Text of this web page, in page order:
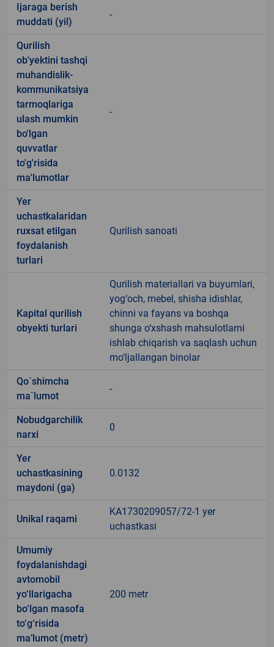
Ijaraga berish
muddati (yil)
-
Qurilish
ob'yektini tashqi
muhandislik-
kommunikatsiya
tarmoqlariga
ulash mumkin
bo'lgan
quvvatlar
to'g'risida
ma'lumotlar
-
Yer
uchastkalaridan
ruxsat etilgan
foydalanish
turlari
Qurilish sanoati
Kapital qurilish
obyekti turlari
Qurilish materiallari va buyumlari,
yog‘och, mebel, shisha idishlar,
chinni va fayans va boshqa
shunga o‘xshash mahsulotlarni
ishlab chiqarish va saqlash uchun
mo‘ljallangan binolar
Qo`shimcha
ma`lumot
-
Nobudgarchilik
narxi
0
Yer
uchastkasining
maydoni (ga)
0.0132
Unikal raqami
KA1730209057/72-1 yer
uchastkasi
Umumiy
foydalanishdagi
avtomobil
yo‘llarigacha
bo‘lgan masofa
to‘g‘risida
ma’lumot (metr)
200 metr